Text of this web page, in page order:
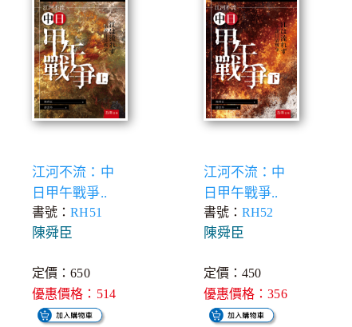
江河不流：中
日甲午戰爭..
書號：RH51
陳舜臣
定價：650
優惠價格：514
江河不流：中
日甲午戰爭..
書號：RH52
陳舜臣
定價：450
優惠價格：356